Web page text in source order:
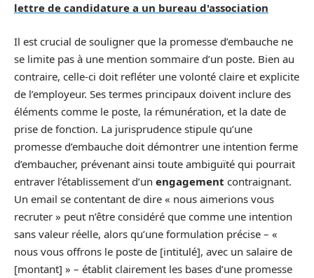
lettre de candidature a un bureau d'association
Il est crucial de souligner que la promesse d’embauche ne
se limite pas à une mention sommaire d’un poste. Bien au
contraire, celle-ci doit refléter une volonté claire et explicite
de l’employeur. Ses termes principaux doivent inclure des
éléments comme le poste, la rémunération, et la date de
prise de fonction. La jurisprudence stipule qu’une
promesse d’embauche doit démontrer une intention ferme
d’embaucher, prévenant ainsi toute ambiguïté qui pourrait
entraver l’établissement d’un engagement contraignant.
Un email se contentant de dire « nous aimerions vous
recruter » peut n’être considéré que comme une intention
sans valeur réelle, alors qu’une formulation précise – «
nous vous offrons le poste de [intitulé], avec un salaire de
[montant] » – établit clairement les bases d’une promesse